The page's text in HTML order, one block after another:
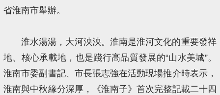
省淮南市舉辦。
淮水湯湯，大河泱泱。淮南是淮河文化的重要發祥
地、核心承載地，也是踐行高品質發展的“山水美城”。
淮南市委副書記、市長張志強在活動現場推介時表示，
淮南與中秋緣分深厚，《淮南子》首次完整記載二十四